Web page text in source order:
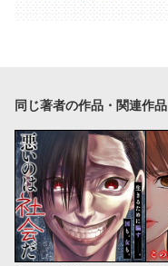
同じ著者の作品・関連作品